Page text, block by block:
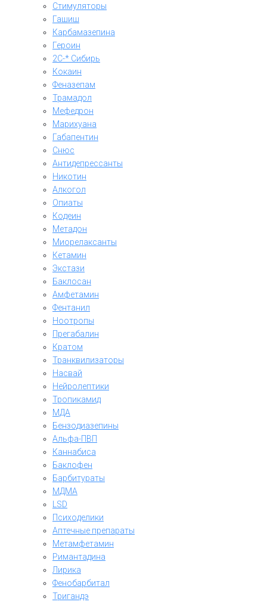
Стимуляторы
Гашиш
Карбамазепина
Героин
2C-* Сибирь
Кокаин
Феназепам
Трамадол
Мефедрон
Марихуана
Габапентин
Снюс
Антидепрессанты
Никотин
Алкогол
Опиаты
Кодеин
Метадон
Миорелаксанты
Кетамин
Экстази
Баклосан
Амфетамин
Фентанил
Ноотропы
Прегабалин
Кратом
Транквилизаторы
Насвай
Нейролептики
Тропикамид
МДА
Бензодиазепины
Альфа-ПВП
Каннабиса
Баклофен
Барбитураты
МДМА
LSD
Психоделики
Аптечные препараты
Метамфетамин
Римантадина
Лирика
Фенобарбитал
Тригандэ